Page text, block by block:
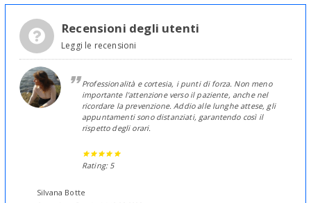
Recensioni degli utenti
Leggi le recensioni
Professionalità e cortesia, i punti di forza. Non meno
importante l'attenzione verso il paziente, anche nel
ricordare la prevenzione. Addio alle lunghe attese, gli
appuntamenti sono distanziati, garantendo così il
rispetto degli orari.
Rating: 5
Silvana Botte